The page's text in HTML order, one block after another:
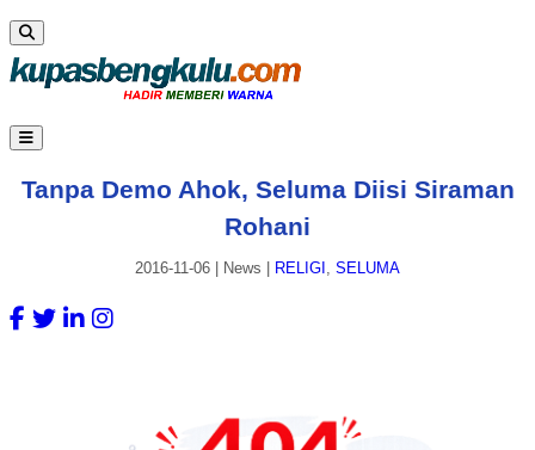
Tanpa Demo Ahok, Seluma Diisi Siraman
Rohani
2016-11-06 News RELIGI , SELUMA